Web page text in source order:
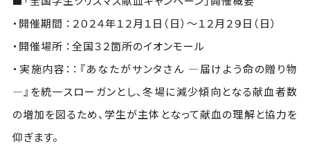
・開催期間 ：２０２４年１２月１日（日）～１２月２９日（日）
・開催場所 ：全国３２箇所のイオンモール
・実施内容：：『あなたがサンタさん ―届けよう命の贈り物
―』を統一スローガンとし、冬場に減少傾向となる献血者数
の増加を図るため、学生が主体となって献血の理解と協力を
仰ぎます。